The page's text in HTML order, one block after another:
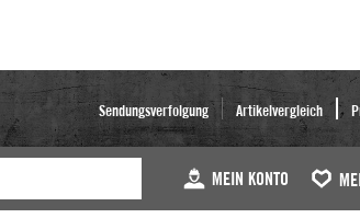
Sendungsverfolgung Artikelvergleich
MEIN KONTO